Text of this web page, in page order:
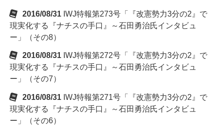
2016/08/31 IWJ特報第273号「『改憲勢力3分の2』で
現実化する『ナチスの手口』～石田勇治氏インタビュ
ー」（その8）
2016/08/31 IWJ特報第272号「『改憲勢力3分の2』で
現実化する『ナチスの手口』～石田勇治氏インタビュ
ー」（その7）
2016/08/31 IWJ特報第271号「『改憲勢力3分の2』で
現実化する『ナチスの手口』～石田勇治氏インタビュ
ー」（その6）